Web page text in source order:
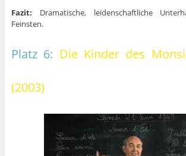
Fazit: Dramatische, leidenschaftliche
Feinsten.
Platz 6: Die Kinder des
(2003)